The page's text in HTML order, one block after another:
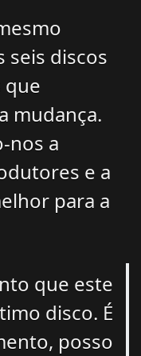
discos
que
mudança.
nos a
e a
para a
que este
disco. É
posso